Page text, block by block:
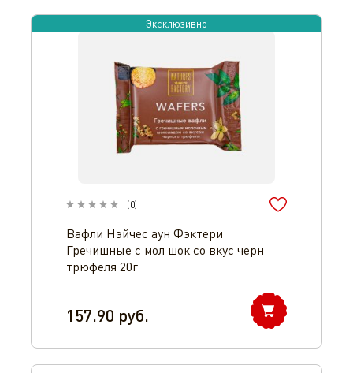
Эксклюзивно
(0)
Вафли Нэйчес аун Фэктери
Гречишные с мол шок со вкус черн
трюфеля 20г
157.90 руб.